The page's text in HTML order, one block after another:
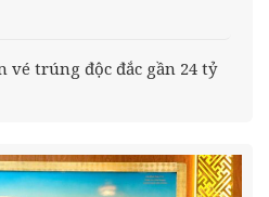
trúng độc đắc gần 24 tỷ